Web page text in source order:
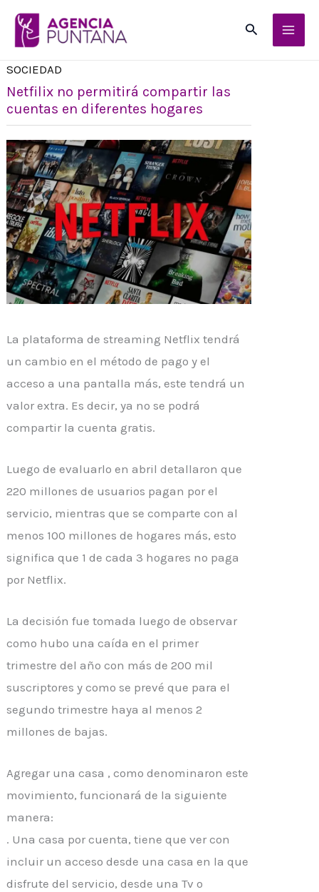
Buscar
SOCIEDAD
Netfilix no permitirá compartir las
cuentas en diferentes hogares
La plataforma de streaming Netflix tendrá
un cambio en el método de pago y el
acceso a una pantalla más, este tendrá un
valor extra. Es decir, ya no se podrá
compartir la cuenta gratis.
Luego de evaluarlo en abril detallaron que
220 millones de usuarios pagan por el
servicio, mientras que se comparte con al
menos 100 millones de hogares más, esto
significa que 1 de cada 3 hogares no paga
por Netflix.
La decisión fue tomada luego de observar
como hubo una caída en el primer
trimestre del año con más de 200 mil
suscriptores y como se prevé que para el
segundo trimestre haya al menos 2
millones de bajas.
Agregar una casa , como denominaron este
movimiento, funcionará de la siguiente
manera:
. Una casa por cuenta, tiene que ver con
incluir un acceso desde una casa en la que
disfrute del servicio, desde una Tv o